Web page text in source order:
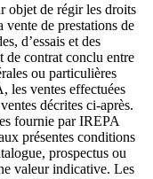
objet de régir les droits
de prestations de
d’essais et des
de contrat conclu entre
ou particulières
les ventes effectuées
décrites ci-après.
fournie par IREPA
présentes conditions
prospectus ou
valeur indicative. Les